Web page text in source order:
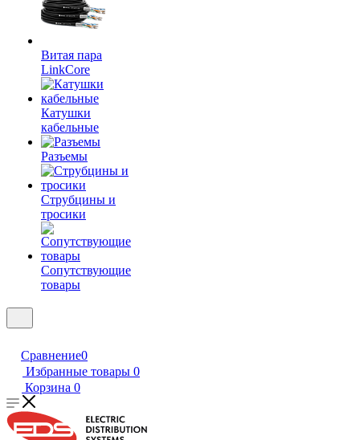
Витая пара
LinkCore
Катушки
кабельные
Разъемы
Струбцины и
тросики
Сопутствующие
товары
Сравнение0
Избранные товары 0
Корзина 0